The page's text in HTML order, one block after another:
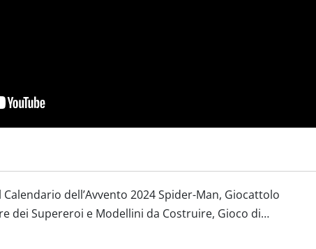
Calendario dell’Avvento 2024 Spider-Man, Giocattolo
dei Supereroi e Modellini da Costruire, Gioco di